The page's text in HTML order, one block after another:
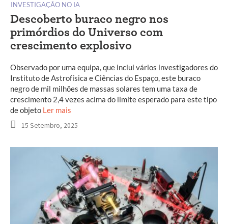
INVESTIGAÇÃO NO IA
Descoberto buraco negro nos
primórdios do Universo com
crescimento explosivo
Observado por uma equipa, que inclui vários investigadores do
Instituto de Astrofísica e Ciências do Espaço, este buraco
negro de mil milhões de massas solares tem uma taxa de
crescimento 2,4 vezes acima do limite esperado para este tipo
de objeto Ler mais
15 Setembro, 2025